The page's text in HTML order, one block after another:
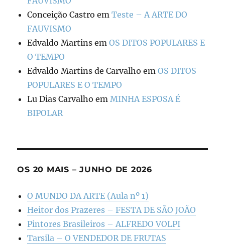
Conceição Castro emTeste – A ARTE DO
FAUVISMO
Edvaldo Martins emOS DITOS POPULARES E
O TEMPO
Edvaldo Martins de Carvalho emOS DITOS
POPULARES E O TEMPO
Lu Dias Carvalho emMINHA ESPOSA É
BIPOLAR
OS 20 MAIS – JUNHO DE 2026
O MUNDO DA ARTE (Aula nº 1)
Heitor dos Prazeres – FESTA DE SÃO JOÃO
Pintores Brasileiros – ALFREDO VOLPI
Tarsila – O VENDEDOR DE FRUTAS